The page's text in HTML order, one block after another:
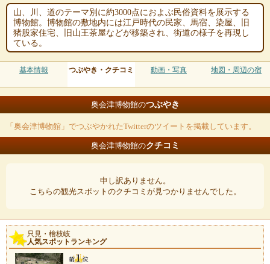
山、川、道のテーマ別に約3000点におよぶ民俗資料を展示する
博物館。博物館の敷地内には江戸時代の民家、馬宿、染屋、旧
猪股家住宅、旧山王茶屋などが移築され、街道の様子を再現し
ている。
基本情報 つぶやき・クチコミ 動画・写真 地図・周辺の宿
奥会津博物館のつぶやき
「奥会津博物館」でつぶやかれたTwitterのツイートを掲載しています。
奥会津博物館のクチコミ
申し訳ありません。
こちらの観光スポットのクチコミが見つかりませんでした。
只見・檜枝岐
人気スポットランキング